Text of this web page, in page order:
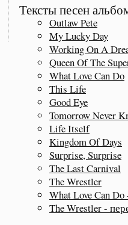
Тексты песен
Outlaw Pete
My Lucky Day
Working On A
Queen Of The
What Love Can Do
This Life
Good Eye
Tomorrow Never
Life Itself
Kingdom Of Days
Surprise, Surprise
The Last Carnival
The Wrestler
What Love Can
The Wrestler -